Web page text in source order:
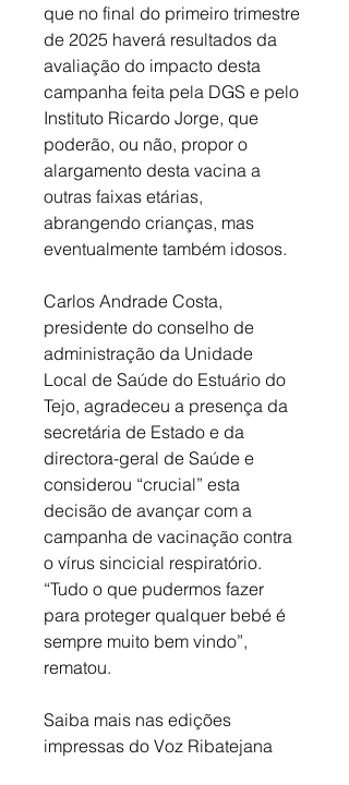
que no final do primeiro trimestre
de 2025 haverá resultados da
avaliação do impacto desta
campanha feita pela DGS e pelo
Instituto Ricardo Jorge, que
poderão, ou não, propor o
alargamento desta vacina a
outras faixas etárias,
abrangendo crianças, mas
eventualmente também idosos.
Carlos Andrade Costa,
presidente do conselho de
administração da Unidade
Local de Saúde do Estuário do
Tejo, agradeceu a presença da
secretária de Estado e da
directora-geral de Saúde e
considerou “crucial” esta
decisão de avançar com a
campanha de vacinação contra
o vírus sincicial respiratório.
“Tudo o que pudermos fazer
para proteger qualquer bebé é
sempre muito bem vindo”,
rematou.
Saiba mais nas edições
impressas do Voz Ribatejana